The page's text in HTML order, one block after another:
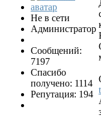
Не в сети
Администратор
Сообщений:
7197
Спасибо
получено: 1114
Репутация: 194